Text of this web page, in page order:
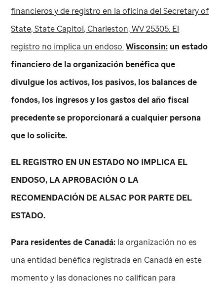
financieros y de registro en la oficina del Secretary of
State, State Capitol, Charleston, WV 25305. El
registro no implica un endoso. Wisconsin: un estado
financiero de la organización benéfica que
divulgue los activos, los pasivos, los balances de
fondos, los ingresos y los gastos del año fiscal
precedente se proporcionará a cualquier persona
que lo solicite.
EL REGISTRO EN UN ESTADO NO IMPLICA EL
ENDOSO, LA APROBACIÓN O LA
RECOMENDACIÓN DE ALSAC POR PARTE DEL
ESTADO.
Para residentes de Canadá: la organización no es
una entidad benéfica registrada en Canadá en este
momento y las donaciones no califican para